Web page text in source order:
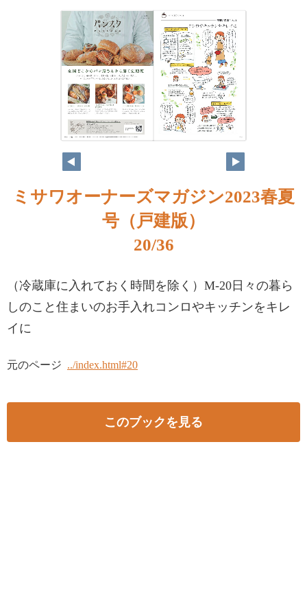
ミサワオーナーズマガジン2023春夏
号（戸建版）
20/36
（冷蔵庫に入れておく時間を除く）M-20日々の暮ら
しのこと住まいのお手入れコンロやキッチンをキレ
イに
元のページ ../index.html#20
このブックを見る